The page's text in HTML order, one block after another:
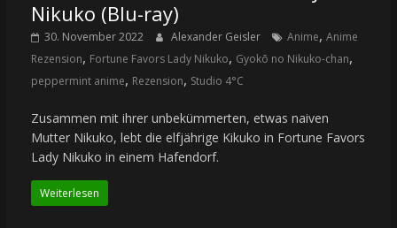
Nikuko (Blu-ray)
30. November 2022 Alexander Geisler Anime, Anime
Rezension, Fortune Favors Lady Nikuko, Gyokō no Nikuko-chan,
peppermint anime, Rezension, Studio 4°C
Zusammen mit ihrer unbekümmerten, etwas naiven
Mutter Nikuko, lebt die elfjährige Kikuko in Fortune Favors
Lady Nikuko in einem Hafendorf.
Weiterlesen